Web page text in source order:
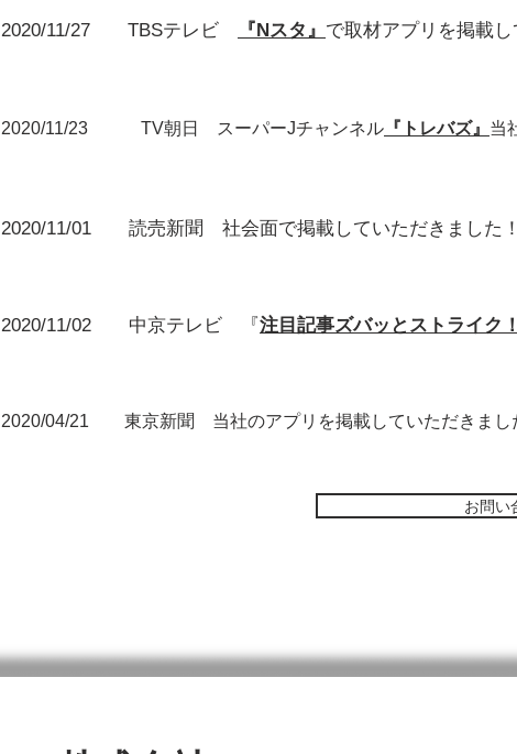
2020/11/27 TBSテレビ 『Nスタ』 で取材アプリを掲載し
2020/11/23 TV朝日 スーパーJチャンネル 『トレバズ』 当
2020/11/01 読売新聞 社会面で掲載していただきました！
2020/11/02 中京テレビ 『注目記事ズバッとストライク！
2020/04/21 東京新聞 当社のアプリを掲載していただきまし
お問い